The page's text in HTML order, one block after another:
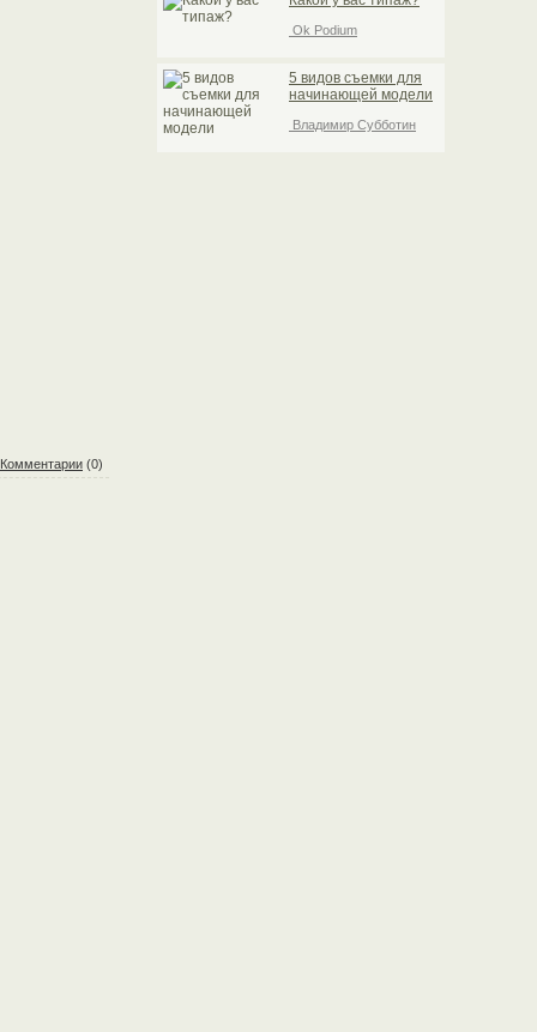
Комментарии (0)
Ok Podium
5 видов съемки для
начинающей модели
Владимир Субботин